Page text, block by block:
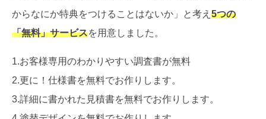
からなにか特典をつけることはないか」と考え 5つの
「無料」サービスを用意しました。
1.お客様専用のわかりやすい調査書が無料
2.更に！仕様書を無料でお作りします。
3.詳細に書かれた見積書を無料でお作りします。